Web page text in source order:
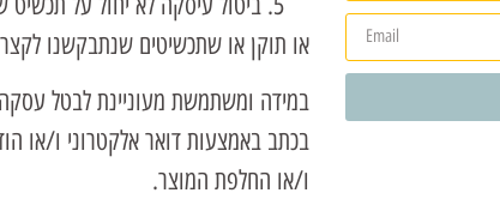
או תוקן או שתכשיטים שנתבקשנו
במידה ומשתמשת מעוניינת לבטל
בכתב באמצעות דואר אלקטרוני ו/או
ו/או החלפת המוצר.